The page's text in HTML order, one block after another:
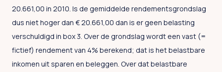
20.661,00 in 2010. Is de gemiddelde rendementsgrondslag
dus niet hoger dan € 20.661,00 dan is er geen belasting
verschuldigd in box 3. Over de grondslag wordt een vast (=
fictief) rendement van 4% berekend; dat is het belastbare
inkomen uit sparen en beleggen. Over dat belastbare